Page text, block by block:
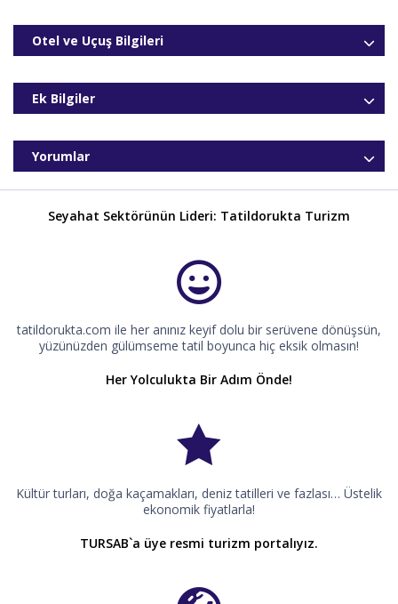
Otel ve Uçuş Bilgileri
Ek Bilgiler
Yorumlar
Seyahat Sektörünün Lideri: Tatildorukta Turizm
tatildorukta.com ile her anınız keyif dolu bir serüvene dönüşsün,
yüzünüzden gülümseme tatil boyunca hiç eksik olmasın!
Her Yolculukta Bir Adım Önde!
Kültür turları, doğa kaçamakları, deniz tatilleri ve fazlası… Üstelik
ekonomik fiyatlarla!
TURSAB`a üye resmi turizm portalıyız.